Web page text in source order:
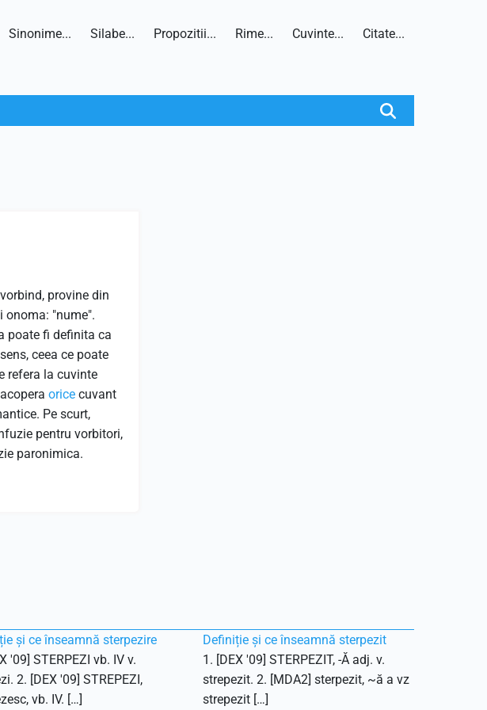
Sinonime... Silabe... Propozitii... Rime... Cuvinte... Citate...
provine din
onoma: "nume".
poate fi definita ca
ceea ce poate
refera la cuvinte
orice cuvant
Pe scurt,
pentru vorbitori,
paronimica.
și ce înseamnă sterpezire
'09] STERPEZI vb. IV v.
2. [DEX '09] STREPEZI,
vb. IV. […]
Definiție și ce înseamnă sterpezit
1. [DEX '09] STERPEZIT, -Ă adj. v.
strepezit. 2. [MDA2] sterpezit, ~ă a vz
strepezit […]